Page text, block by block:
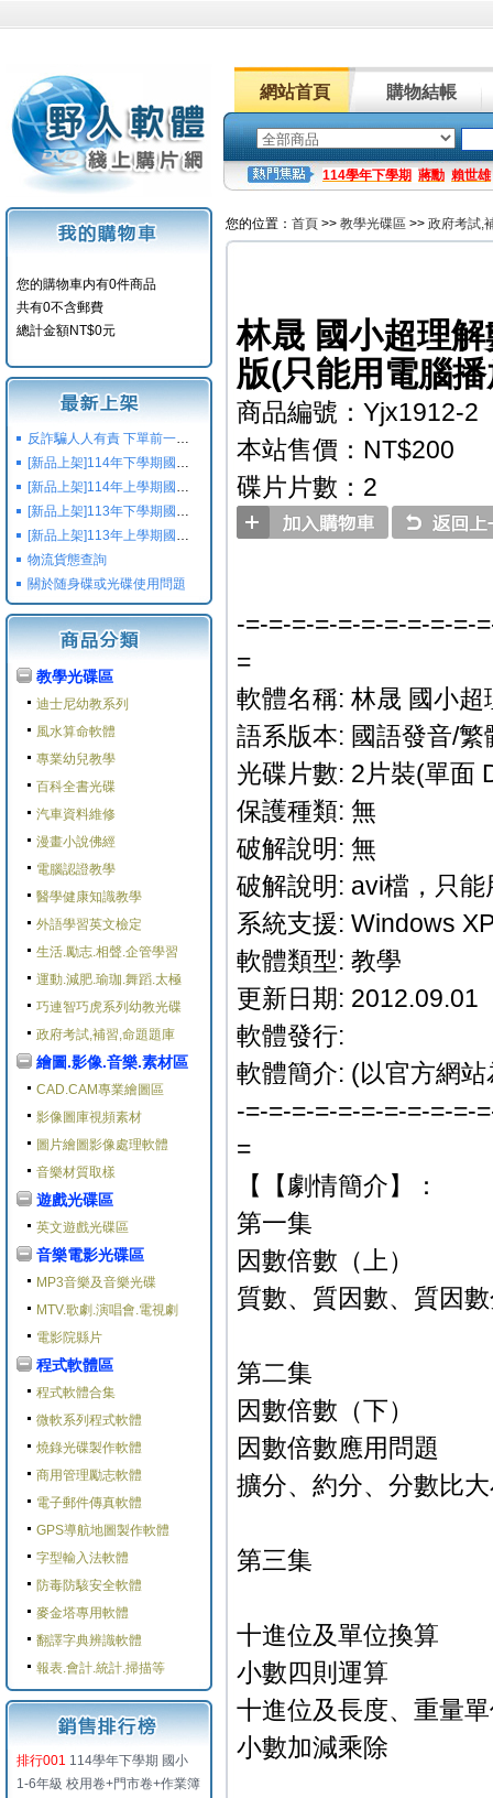
網站首頁 購物結帳
114學年下學期 蔣勳 賴世雄
您的購物車内有0件商品
共有0不含郵費
總計金額NT$0元
反詐騙人人有責 下單前一定要注意
[新品上架]114年下學期國小國中高中命題光碟,校用卷,習作
[新品上架]114年上學期國小國中高中命題光碟,校用卷,習作
[新品上架]113年下學期國小國中高中命題光碟,校用卷,習作
[新品上架]113年上學期國小國中高中命題光碟,校用卷,習作
物流貨態查詢
關於随身碟或光碟使用問題
教學光碟區
迪士尼幼教系列
風水算命軟體
專業幼兒教學
百科全書光碟
汽車資料維修
漫畫小說佛經
電腦認證教學
醫學健康知識教學
外語學習英文檢定
生活.勵志.相聲.企管學習
運動.減肥.瑜珈.舞蹈.太極
巧連智巧虎系列幼教光碟
政府考試,補習,命題題庫
繪圖.影像.音樂.素材區
CAD.CAM專業繪圖區
影像圖庫視頻素材
圖片繪圖影像處理軟體
音樂材質取樣
遊戲光碟區
英文遊戲光碟區
音樂電影光碟區
MP3音樂及音樂光碟
MTV.歌劇.演唱會.電視劇
電影院縣片
程式軟體區
程式軟體合集
微軟系列程式軟體
燒錄光碟製作軟體
商用管理勵志軟體
電子郵件傳真軟體
GPS導航地圖製作軟體
字型輸入法軟體
防毒防駭安全軟體
麥金塔專用軟體
翻譯字典辨識軟體
報表.會計.統計.掃描等
排行001 114學年下學期 國小
1-6年級 校用卷+門市卷+作業簿
您的位置： 首頁 >> 教學光碟區 >> 政府考試,
林晟 國小超理
版(只能用電腦
商品編號：Yjx1912-2
本站售價：NT$200
碟片片數：2
-=-=-=-=-=-=-=-=-=-=-
=
軟體名稱: 林晟 國小
語系版本: 國語發音/
光碟片數: 2片裝(單面
保護種類: 無
破解說明: 無
破解說明: avi檔，只
系統支援: Windows
軟體類型: 教學
更新日期: 2012.09.01
軟體發行:
軟體簡介: (以官方網站
-=-=-=-=-=-=-=-=-=-=-
=
【【劇情簡介】：
第一集
因數倍數（上）
質數、質因數、質因
第二集
因數倍數（下）
因數倍數應用問題
擴分、約分、分數比
第三集
十進位及單位換算
小數四則運算
十進位及長度、重量
小數加減乘除